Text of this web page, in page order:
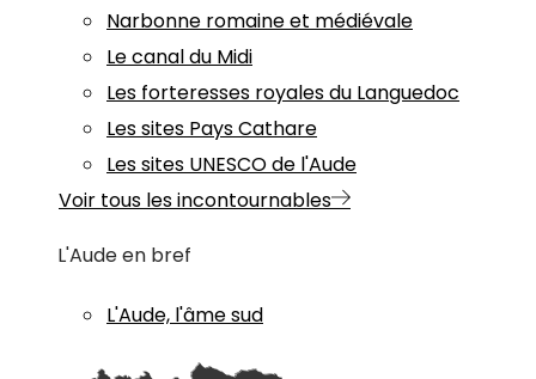
Narbonne romaine et médiévale
Le canal du Midi
Les forteresses royales du Languedoc
Les sites Pays Cathare
Les sites UNESCO de l'Aude
Voir tous les incontournables
L'Aude en bref
L'Aude, l'âme sud